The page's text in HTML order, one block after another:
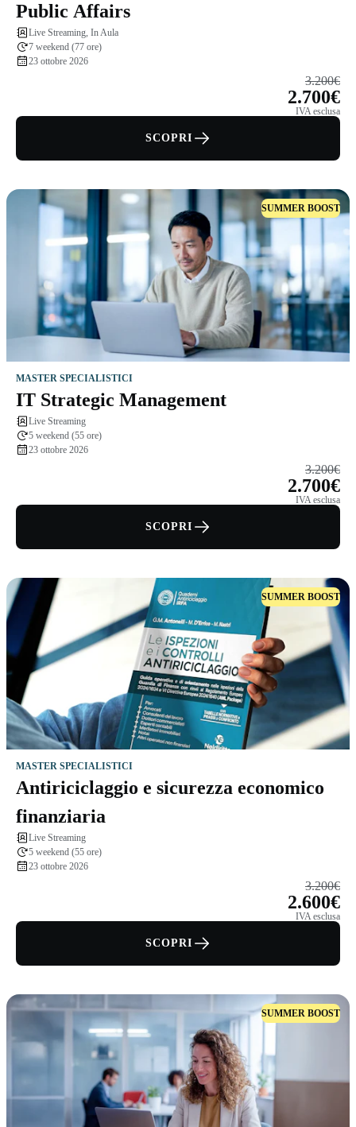
Public Affairs
Live Streaming, In Aula
7 weekend (77 ore)
23 ottobre 2026
3.200€
2.700€
IVA esclusa
SCOPRI
SUMMER BOOST
MASTER SPECIALISTICI
IT Strategic Management
Live Streaming
5 weekend (55 ore)
23 ottobre 2026
3.200€
2.700€
IVA esclusa
SCOPRI
SUMMER BOOST
MASTER SPECIALISTICI
Antiriciclaggio e sicurezza economico
finanziaria
Live Streaming
5 weekend (55 ore)
23 ottobre 2026
3.200€
2.600€
IVA esclusa
SCOPRI
SUMMER BOOST